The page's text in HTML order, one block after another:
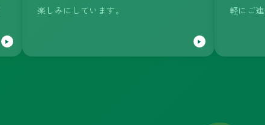
楽しみにしています。
軽にご